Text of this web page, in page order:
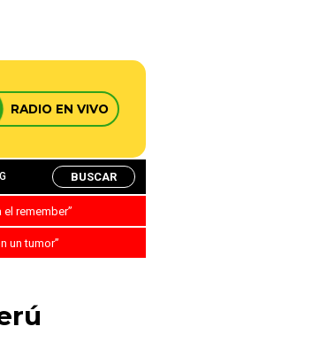
RADIO EN VIVO
BUSCAR
remember”
un tumor”